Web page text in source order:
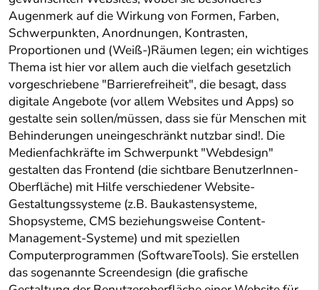
Augenmerk auf die Wirkung von Formen, Farben,
Schwerpunkten, Anordnungen, Kontrasten,
Proportionen und (Weiß-)Räumen legen; ein wichtiges
Thema ist hier vor allem auch die vielfach gesetzlich
vorgeschriebene "Barrierefreiheit", die besagt, dass
digitale Angebote (vor allem Websites und Apps) so
gestalte sein sollen/müssen, dass sie für Menschen mit
Behinderungen uneingeschränkt nutzbar sind!. Die
Medienfachkräfte im Schwerpunkt "Webdesign"
gestalten das Frontend (die sichtbare BenutzerInnen-
Oberfläche) mit Hilfe verschiedener Website-
Gestaltungssysteme (z.B. Baukastensysteme,
Shopsysteme, CMS beziehungsweise Content-
Management-Systeme) und mit speziellen
Computerprogrammen (SoftwareTools). Sie erstellen
das sogenannte Screendesign (die grafische